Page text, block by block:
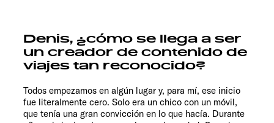
Denis, ¿cómo se llega a ser
un creador de contenido de
viajes tan reconocido?
Todos empezamos en algún lugar y, para mí, ese inicio
fue literalmente cero. Solo era un chico con un móvil,
que tenía una gran convicción en lo que hacía. Durante